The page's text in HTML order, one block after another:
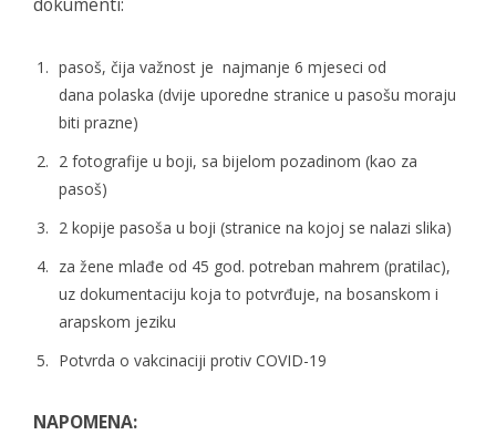
pasoš, čija važnost je najmanje 6 mjeseci od
dana polaska (dvije uporedne stranice u pasošu moraju
biti prazne)
2 fotografije u boji, sa bijelom pozadinom (kao za
pasoš)
2 kopije pasoša u boji (stranice na kojoj se nalazi slika)
za žene mlađe od 45 god. potreban mahrem (pratilac),
uz dokumentaciju koja to potvrđuje, na bosanskom i
arapskom jeziku
Potvrda o vakcinaciji protiv COVID-19
NAPOMENA: